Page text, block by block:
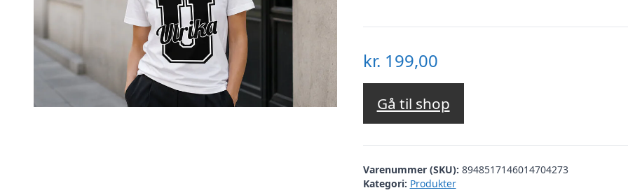
kr. 199,00
Gå til shop
Varenummer (SKU): 8948517146014704273
Kategori: Produkter